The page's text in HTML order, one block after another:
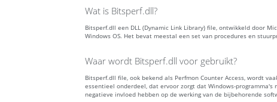
Wat is Bitsperf.dll?
Bitsperf.dll een DLL (Dynamic Link Library) file, ontwikkeld door
Windows OS. Het bevat meestal een set van procedures en
Waar wordt Bitsperf.dll voor gebruikt?
Bitsperf.dll file, ook bekend als Perfmon Counter Access, wordt
essentieel onderdeel, dat ervoor zorgt dat Windows-
negatieve invloed hebben op de werking van de bijbehorende